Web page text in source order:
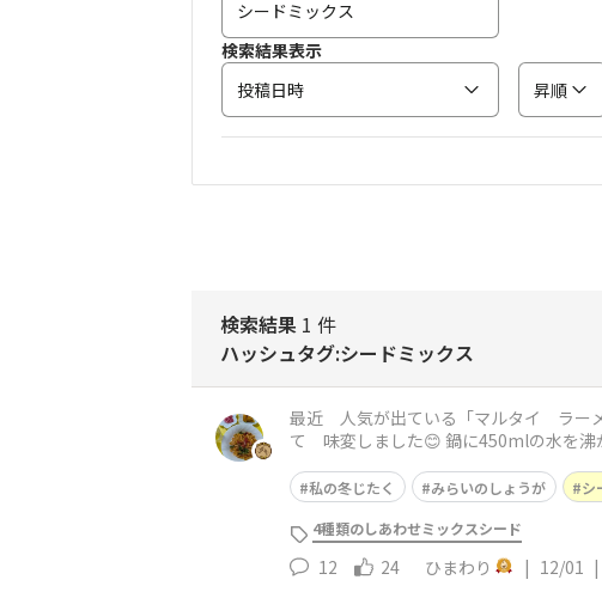
検索結果表示
投稿日時
昇順
検索結果 1 件
ハッシュタグ:シードミックス
最近 人気が出ている「マルタイ ラーメン」を食べてみた🍜 スープと調味油が付いている
て 味変しました😊 鍋に450mlの水を沸かし3分茹でる 野菜の下ごしらえとF&Fで買った お魚ソーセージ 何とリンが入ってないんです😱 リン
私の冬じたく みらいのしょうが シ
4種類のしあわせミックスシード
12 24 ひまわり | 12/01 |